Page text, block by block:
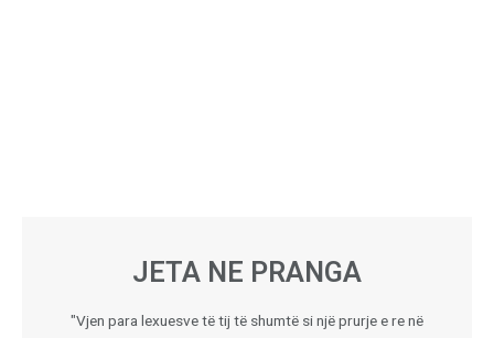
JETA NE PRANGA
"Vjen para lexuesve të tij të shumtë si një prurje e re në